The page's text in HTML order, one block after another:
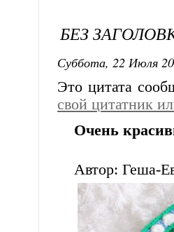
БЕЗ
Суббота, 22 Июля
Это цитата
свой цитатник
Очень
Автор: Геша-